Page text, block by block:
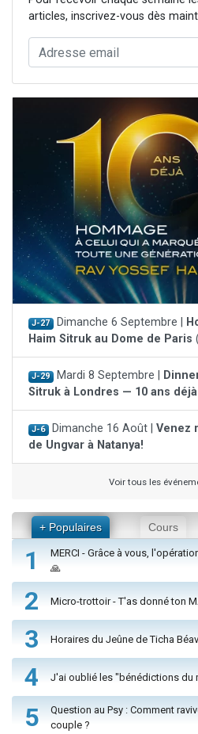
articles, inscrivez-vous dès
J-27 Dimanche 6 Septembre |
Haim Sitruk au Dome de Paris
J-29 Mardi 8 Septembre |
Sitruk à Londres — 10 ans déjà
J-6 Dimanche 16 Août | Venez
de Ungvar à Natanya!
Voir tous les
+ Populaires Cours
1
MERCI - Grâce à vous,
🙏
2 Micro-trottoir - T'as donné ton
3 Horaires du Jeûne de Ticha Béav
4 J'ai oublié les "bénédictions du
5
Question au Psy : Comment
couple ?